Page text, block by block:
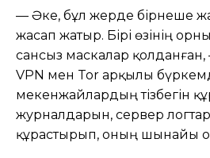
— Әке, бұл жерде бірнеше
жасап жатыр. Бірі өзінің
сансыз маскалар
VPN мен Tor арқылы
мекенжайлардың тізбегін
журналдарын, сервер
құрастырып, оның шынайы